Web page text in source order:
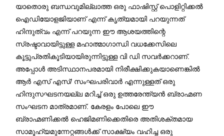
യാതൊരു ബന്ധവുമില്ലാത്ത ഒരു ഫാഷിസ്റ്റ് പൊളിറ്റിക്കല്‍
ഐഡിയോളജിയാണ് എന്ന് കൃത്യമായി പറയുന്നത്
ഹിന്ദുത്വം എന്ന് പറയുന്ന ഈ ആശയത്തിന്റെ
സ്രഷ്ടാവായിട്ടുള്ള മഹാത്മാഗാന്ധി വധക്കേസിലെ
കൂട്ടുപ്രതികൂടിയായിരുന്നിട്ടുള്ള വി ഡി സവര്‍ക്കറാണ്.
അപ്പോള്‍ അടിസ്ഥാനപരമായി നിരീക്ഷിക്കുകയാണെങ്കില്‍
ആര്‍ എസ് എസ്/ സംഘപരിവാര്‍ എന്നുള്ളത് ഒരു
ഹിന്ദുസഘടനയല്ല മറിച്ച് ഒരു ഉത്തരേന്ത്യന്‍ ബ്രാഹ്മണ
സംഘടന മാത്രമാണ്. കേരളം പോലെ ഈ
ബ്രാഹ്മണിക്കല്‍ ഹെജിമണിക്കെതിരെ അതിശക്തമായ
സാമൂഹ്യമുന്നേറ്റങ്ങള്‍ക്ക് സാക്ഷ്യം വഹിച്ച ഒരു